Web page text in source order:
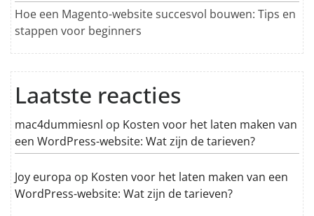
Hoe een Magento-website succesvol bouwen: Tips en
stappen voor beginners
Laatste reacties
mac4dummiesnl op Kosten voor het laten maken van
een WordPress-website: Wat zijn de tarieven?
Joy europa op Kosten voor het laten maken van een
WordPress-website: Wat zijn de tarieven?